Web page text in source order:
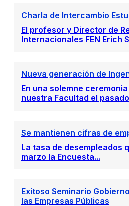
Charla de Intercambio
El profesor y Director de
Internacionales FEN Erich
Nueva generación de
En una solemne
nuestra Facultad el
Se mantienen cifras de
La tasa de desempleados
marzo la Encuesta...
Exitoso Seminario
las Empresas Públicas